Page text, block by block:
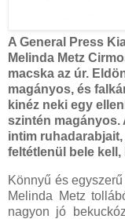
A General Press
Melinda Metz
macska az úr.
magányos, és
kinéz neki egy
szintén magányos.
intim
feltétlenül bele
Könnyű és
Melinda Metz
nagyon jó